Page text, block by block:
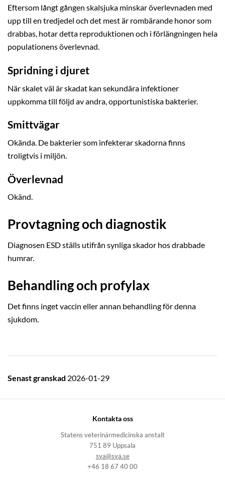
Eftersom långt gången skalsjuka minskar överlevnaden med
upp till en tredjedel och det mest är rombärande honor som
drabbas, hotar detta reproduktionen och i förlängningen hela
populationens överlevnad.
Spridning i djuret
När skalet väl är skadat kan sekundära infektioner
uppkomma till följd av andra, opportunistiska bakterier.
Smittvägar
Okända. De bakterier som infekterar skadorna finns
troligtvis i miljön.
Överlevnad
Okänd.
Provtagning och diagnostik
Diagnosen ESD ställs utifrån synliga skador hos drabbade
humrar.
Behandling och profylax
Det finns inget vaccin eller annan behandling för denna
sjukdom.
Senast granskad 2026-01-29
Kontakta oss
Statens veterinärmedicinska anstalt
751 89 Uppsala
sva@sva.se
+46 18 67 40 00